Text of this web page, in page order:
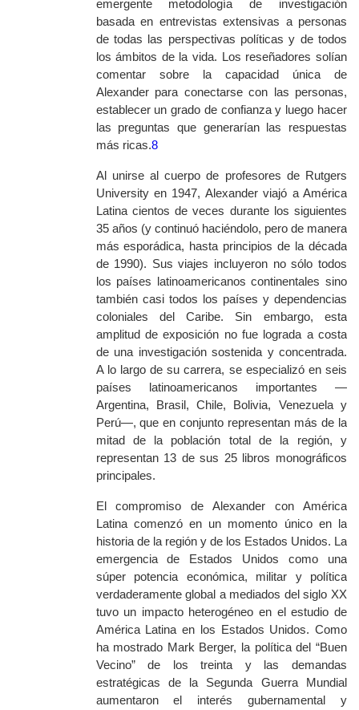
emergente metodología de investigación
basada en entrevistas extensivas a personas
de todas las perspectivas políticas y de todos
los ámbitos de la vida. Los reseñadores solían
comentar sobre la capacidad única de
Alexander para conectarse con las personas,
establecer un grado de confianza y luego hacer
las preguntas que generarían las respuestas
más ricas.8
Al unirse al cuerpo de profesores de Rutgers
Universityen 1947, Alexander viajó a América
Latina cientos de veces durante los siguientes
35 años (y continuó haciéndolo, pero de manera
más esporádica, hasta principios de la década
de 1990). Sus viajes incluyeron no sólo todos
los países latinoamericanos continentales sino
también casi todos los países y dependencias
coloniales del Caribe. Sin embargo, esta
amplitud de exposición no fue lograda a costa
de una investigación sostenida y concentrada.
A lo largo de su carrera, se especializó en seis
países latinoamericanos importantes —
Argentina, Brasil, Chile, Bolivia, Venezuela y
Perú—, que en conjunto representan más de la
mitad de la población total de la región, y
representan 13 de sus 25 libros monográficos
principales.
El compromiso de Alexander con América
Latina comenzó en un momento único en la
historia de la región y de los Estados Unidos. La
emergencia de Estados Unidos como una
súper potencia económica, militar y política
verdaderamente global a mediados del siglo XX
tuvo un impacto heterogéneo en el estudio de
América Latina en los Estados Unidos. Como
ha mostrado Mark Berger, la política del “Buen
Vecino” de los treinta y las demandas
estratégicas de la Segunda Guerra Mundial
aumentaron el interés gubernamental y